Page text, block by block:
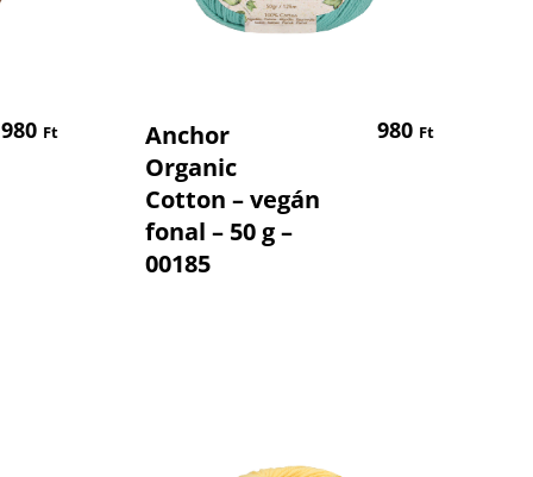
980 Ft Kosárba Teszem
Anchor
Organic
Cotton – vegán
fonal – 50 g –
00185
980 Ft